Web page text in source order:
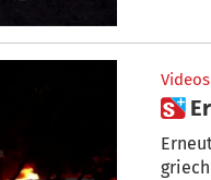
Videos
